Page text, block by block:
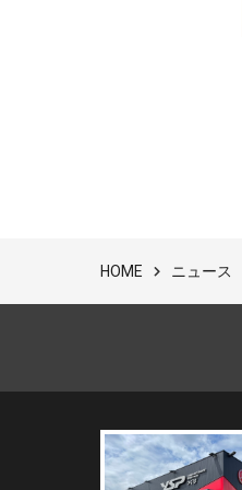
HOME ニュース